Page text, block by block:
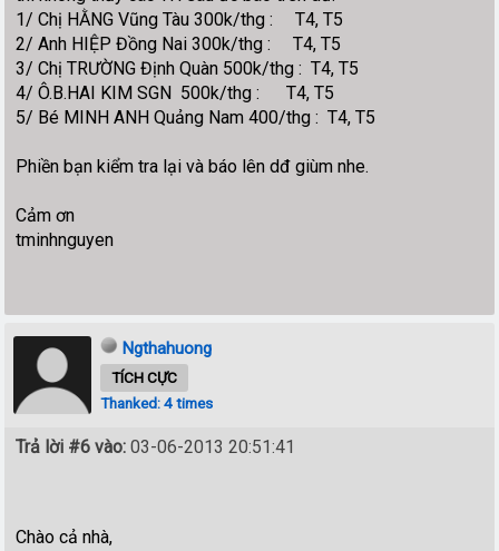
1/ Chị HẰNG Vũng Tàu 300k/thg : T4, T5
2/ Anh HIỆP Đồng Nai 300k/thg : T4, T5
3/ Chị TRƯỜNG Định Quàn 500k/thg : T4, T5
4/ Ô.B.HAI KIM SGN 500k/thg : T4, T5
5/ Bé MINH ANH Quảng Nam 400/thg : T4, T5
Phiền bạn kiểm tra lại và báo lên dđ giùm nhe.
Cảm ơn
tminhnguyen
Ngthahuong
TÍCH CỰC
Thanked: 4 times
Trả lời #6 vào: 03-06-2013 20:51:41
Chào cả nhà,